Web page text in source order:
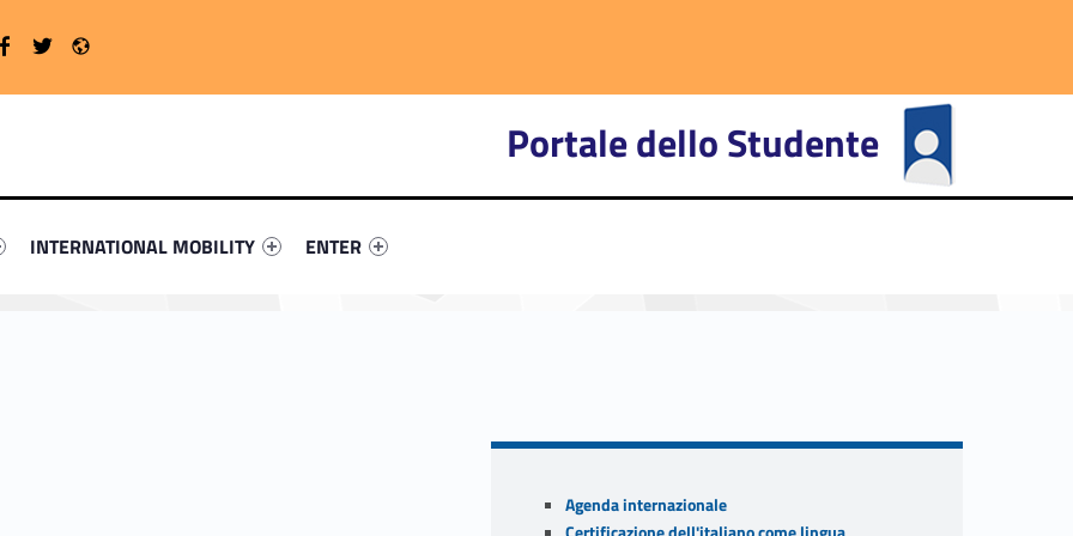
Portale dello Studente
3212-4
#link-menu-primary-44222-16
Link identifier #link-menu-primary-48771-19
INTERNATIONAL MOBILITY
Link identifier #link-menu-primary-72489-27
ENTER
WebMan on Facebook
Twitter
Sidebar
Agenda internazionale